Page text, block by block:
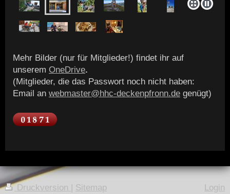
Mehr Bilder (nur für Mitglieder!) findet ihr auf
unserem OneDrive.
(Mitglieder, die das Passwort noch nicht haben:
Email an webmaster@hhc-deckenpfronn.de genügt)
Druckversion | Sitemap Login